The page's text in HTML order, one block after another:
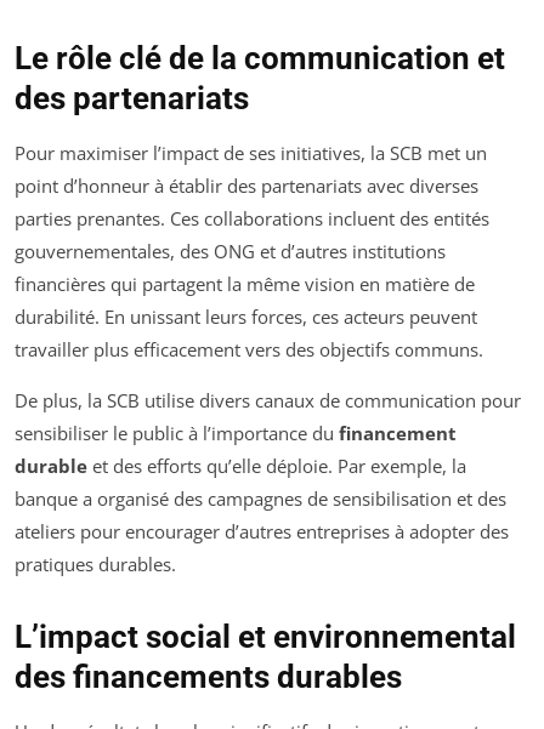
Le rôle clé de la communication et
des partenariats
Pour maximiser l’impact de ses initiatives, la SCB met un
point d’honneur à établir des partenariats avec diverses
parties prenantes. Ces collaborations incluent des entités
gouvernementales, des ONG et d’autres institutions
financières qui partagent la même vision en matière de
durabilité. En unissant leurs forces, ces acteurs peuvent
travailler plus efficacement vers des objectifs communs.
De plus, la SCB utilise divers canaux de communication pour
sensibiliser le public à l’importance du financement
durable et des efforts qu’elle déploie. Par exemple, la
banque a organisé des campagnes de sensibilisation et des
ateliers pour encourager d’autres entreprises à adopter des
pratiques durables.
L’impact social et environnemental
des financements durables